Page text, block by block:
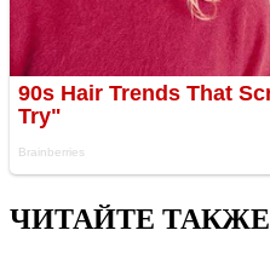
ЧИТАЙТЕ ТАКЖЕ